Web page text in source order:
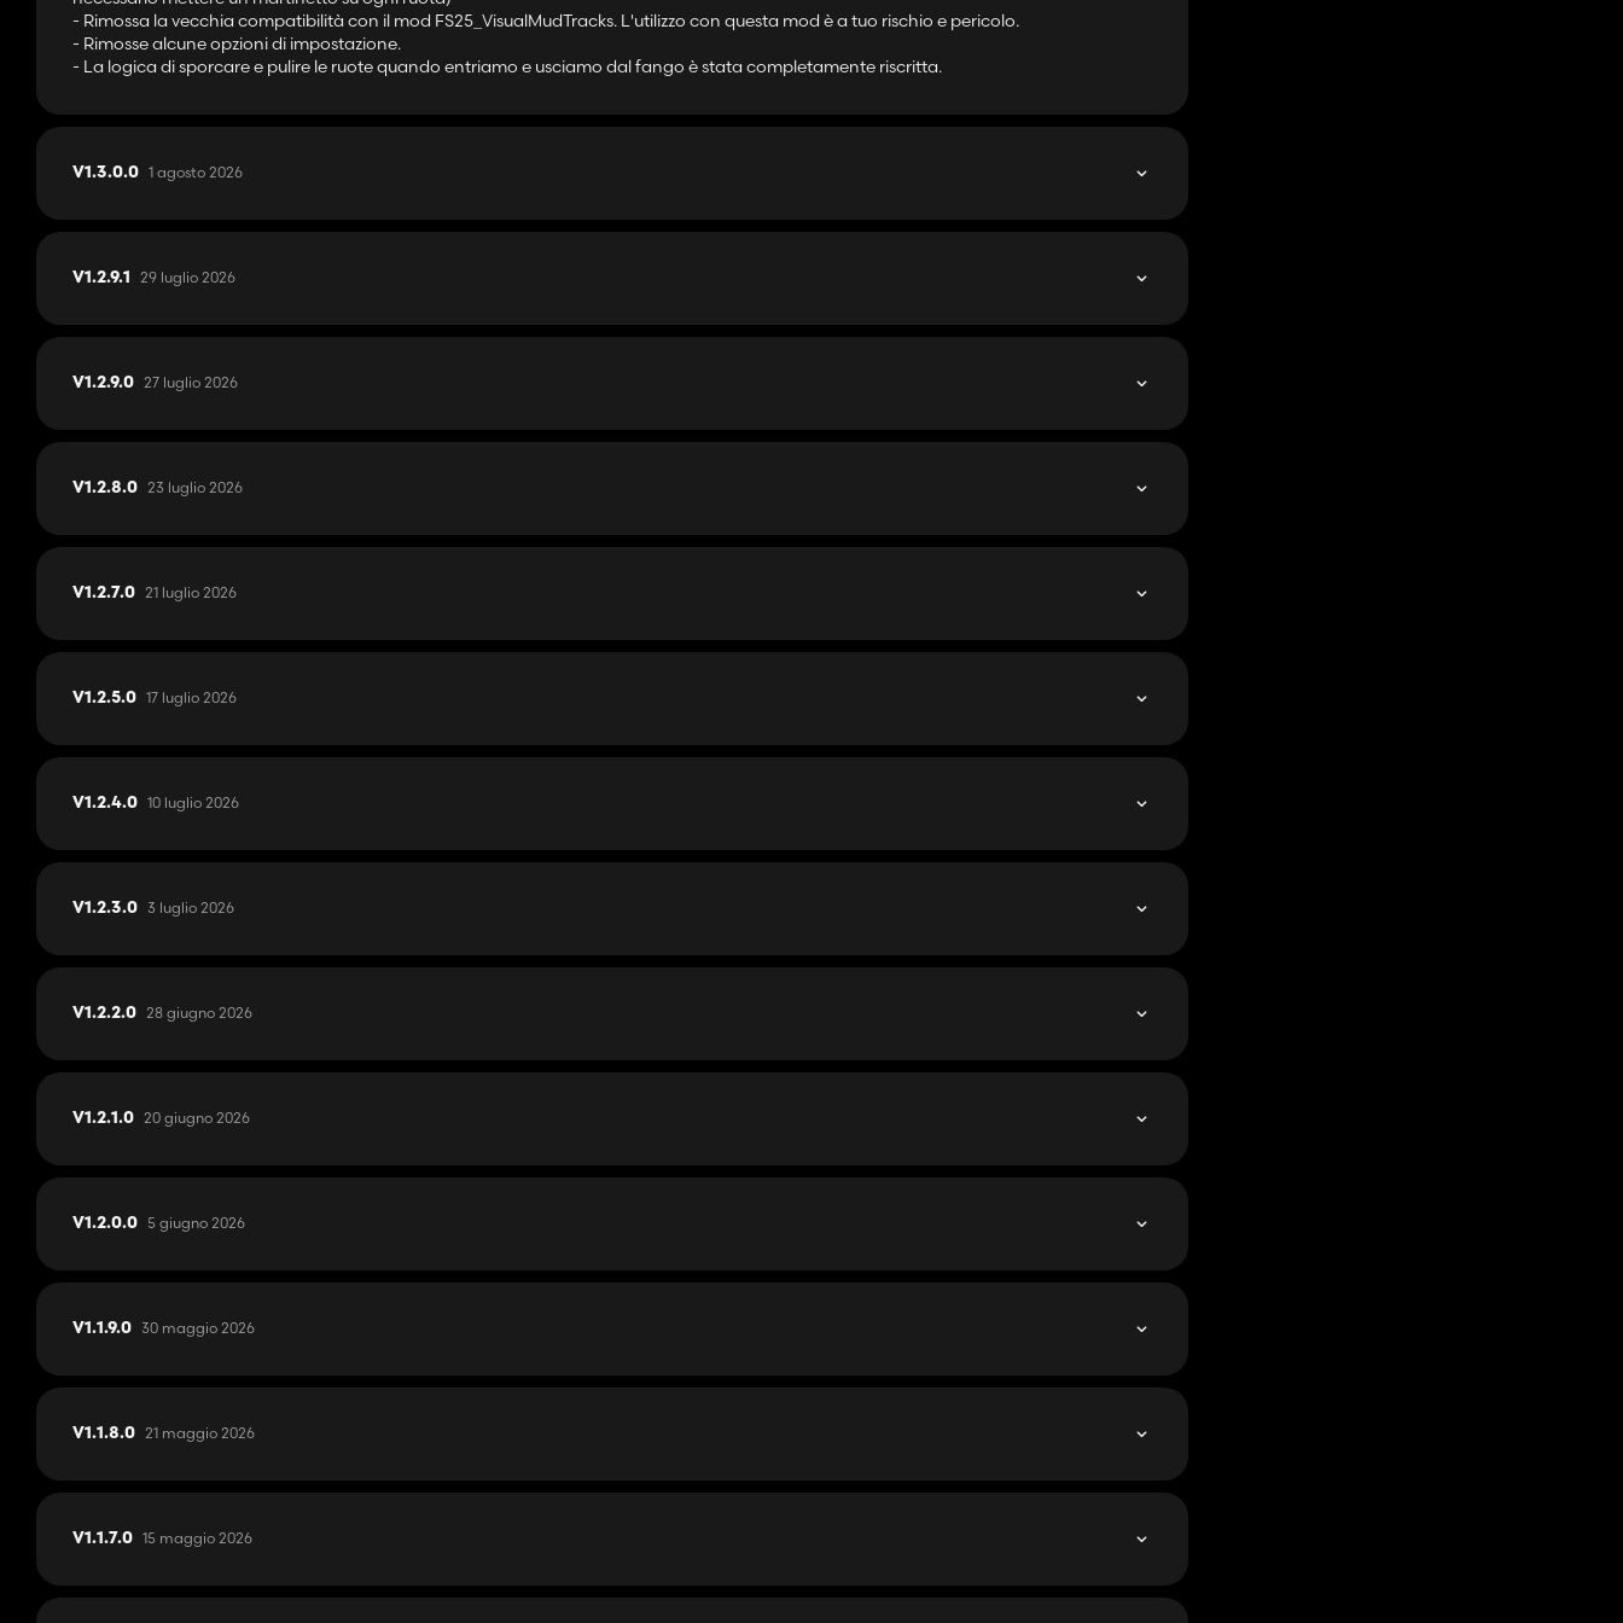
- Rimossa la vecchia compatibilità con il mod FS25_VisualMudTracks. L'utilizzo con questa mod è a tuo rischio e pericolo.
- Rimosse alcune opzioni di impostazione.
- La logica di sporcare e pulire le ruote quando entriamo e usciamo dal fango è stata completamente riscritta.
V1.3.0.0 1 agosto 2026
V1.2.9.1 29 luglio 2026
V1.2.9.0 27 luglio 2026
V1.2.8.0 23 luglio 2026
V1.2.7.0 21 luglio 2026
V1.2.5.0 17 luglio 2026
V1.2.4.0 10 luglio 2026
V1.2.3.0 3 luglio 2026
V1.2.2.0 28 giugno 2026
V1.2.1.0 20 giugno 2026
V1.2.0.0 5 giugno 2026
V1.1.9.0 30 maggio 2026
V1.1.8.0 21 maggio 2026
V1.1.7.0 15 maggio 2026